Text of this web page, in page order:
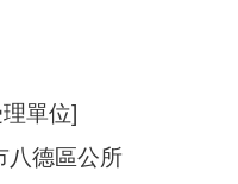
單位]
八德區公所